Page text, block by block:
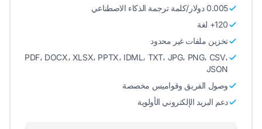
0.005 دولار/كلمة ترجمة الذكاء الاصطناعي
120+ لغة
تخزين ملفات غير محدود
PDF، DOCX، XLSX، PPTX، IDML، TXT، JPG، PNG، CSV،
JSON
وصول الفريق وقواميس مخصصة
دعم البريد الإلكتروني الأولوية